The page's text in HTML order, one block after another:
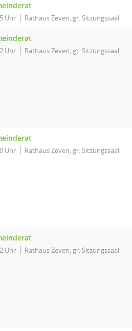
Uhr Rathaus Zeven, gr. Sitzungssaal
Uhr Rathaus Zeven, gr. Sitzungssaal
Uhr Rathaus Zeven, gr. Sitzungssaal
Uhr Rathaus Zeven, gr. Sitzungssaal